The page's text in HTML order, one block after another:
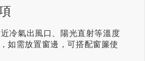
冷氣出風口、陽光直射等溫度
如需放置窗邊，可搭配窗簾使